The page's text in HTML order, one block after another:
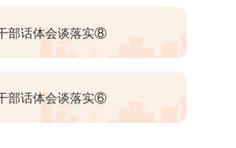
部话体会谈落实⑧
部话体会谈落实⑥